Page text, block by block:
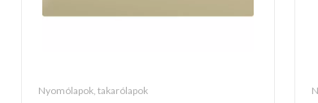
nyomólapok, takarólapok